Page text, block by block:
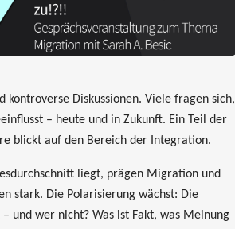
Diskussionen. Viele fragen sich,
– heute und in Zukunft. Ein Teil der
blickt auf den Bereich der Integration.
liegt, prägen Migration und
stark. Die Polarisierung wächst: Die
und wer nicht? Was ist Fakt, was Meinung